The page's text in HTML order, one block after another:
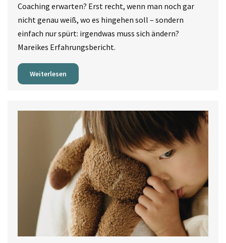
Coaching erwarten? Erst recht, wenn man noch gar
nicht genau weiß, wo es hingehen soll – sondern
einfach nur spürt: irgendwas muss sich ändern?
Mareikes Erfahrungsbericht.
Weiterlesen